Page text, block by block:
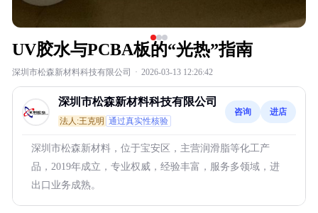
UV胶水与PCBA板的“光热”指南
深圳市松森新材料科技有限公司 · 2026-03-13 12:26:42
深圳市松森新材料科技有限公司
法人:王克明 通过真实性核验
咨询 进店
深圳市松森新材料，位于宝安区，主营润滑脂等化工产
品，2019年成立，专业权威，经验丰富，服务多领域，进
出口业务成熟。